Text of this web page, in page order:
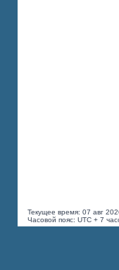
Текущее время: 07 авг
Часовой пояс: UTC + 7